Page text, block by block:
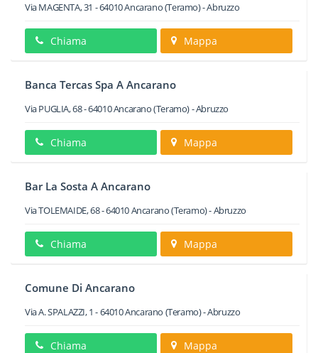
Via MAGENTA, 31 -64010Ancarano(Teramo) -Abruzzo
Chiama Mappa
Banca Tercas Spa A Ancarano
Via PUGLIA, 68-64010Ancarano(Teramo) -Abruzzo
Chiama Mappa
Bar La Sosta A Ancarano
Via TOLEMAIDE, 68-64010Ancarano(Teramo) -Abruzzo
Chiama Mappa
Comune Di Ancarano
Via A. SPALAZZI, 1 -64010Ancarano (Teramo) -Abruzzo
Chiama Mappa